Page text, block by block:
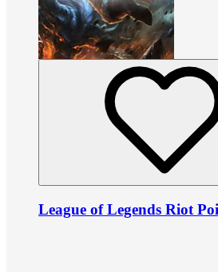
League of Legends Riot